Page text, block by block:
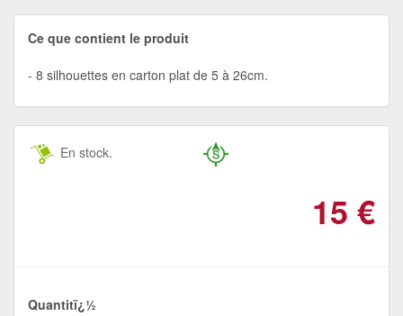
Ce que contient le produit
8 silhouettes en carton plat de 5 à 26cm.
En stock.
15 €
Quantitï¿½